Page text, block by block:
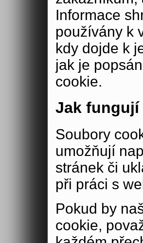
Informace
používány k
kdy dojde k
jak je
cookie.
Jak
Soubory
umožňují
stránek či
při práci s
Pokud by
cookie,